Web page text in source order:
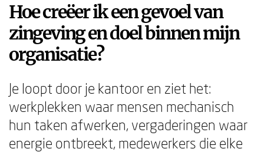
Hoe creëer ik een gevoel van
zingeving en doel binnen mijn
organisatie?
Je loopt door je kantoor en ziet het:
werkplekken waar mensen mechanisch
hun taken afwerken, vergaderingen waar
energie ontbreekt, medewerkers die elke